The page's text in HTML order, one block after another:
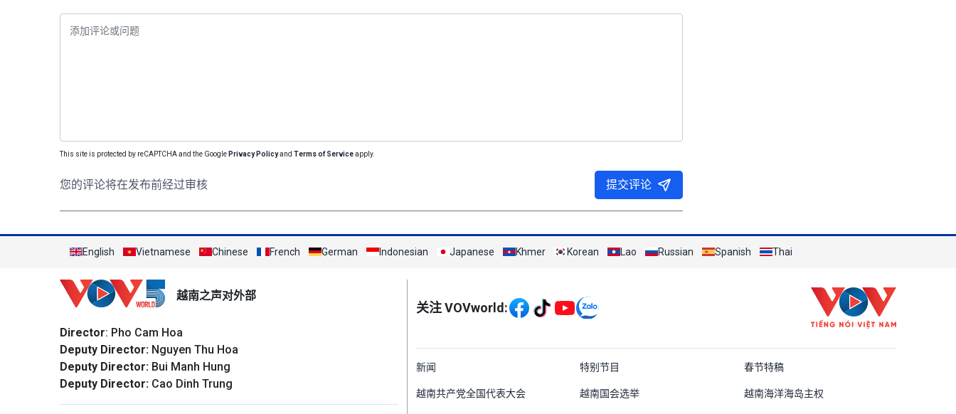
This site is protected by reCAPTCHA and the Google Privacy Policyand Terms of Serviceapply.
您的评论将在发布前经过审核 提交评论
English Vietnamese Chinese French German Indonesian Japanese Khmer Korean Lao Russian Spanish Thai
越南之声对外部
Director: Pho Cam Hoa
Deputy Director: Nguyen Thu Hoa
Deputy Director: Bui Manh Hung
Deputy Director: Cao Dinh Trung
Mạng xã hội
关注 VOVworld:
Menu footer tiếng Trung Quốc
新闻 特别节目 春节特稿
越南共产党全国代表大会 越南国会选举 越南海洋海岛主权